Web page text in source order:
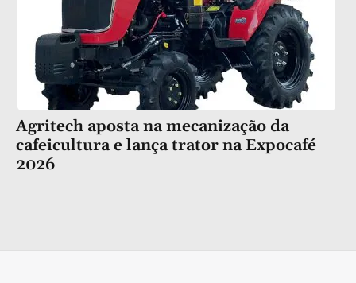
Agritech aposta na mecanização da
cafeicultura e lança trator na Expocafé
2026